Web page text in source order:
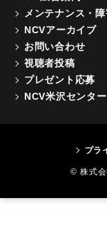
メンテナンス・
NCVアーカイブ
お問い合わせ
視聴者投稿
プレゼント応募
NCV米沢センター
プラ
© 株式